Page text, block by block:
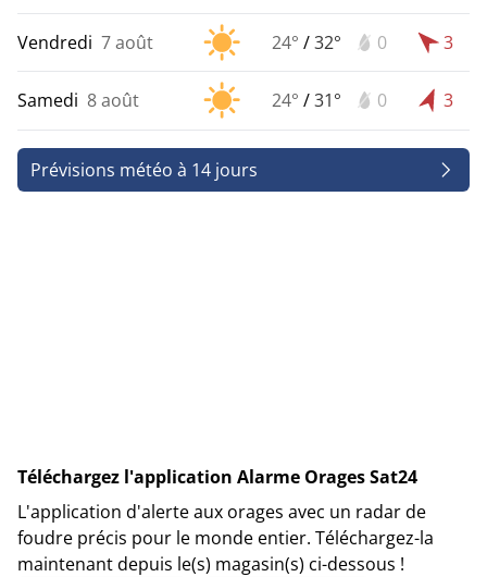
Vendredi 7 août 24° /32° 0 3
Samedi 8 août 24° /31° 0 3
Prévisions météo à 14 jours
Téléchargez l'application Alarme Orages Sat24
L'application d'alerte aux orages avec un radar de
foudre précis pour le monde entier. Téléchargez-la
maintenant depuis le(s) magasin(s) ci-dessous !